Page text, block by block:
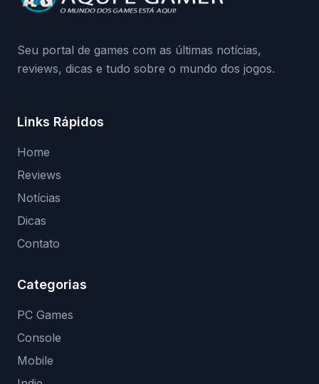
medidas contra acessos não autorizados
Seu portal de games com as últimas notícias,
reviews, dicas e tudo sobre o mundo dos jogos.
Links Rápidos
Home
Reviews
Notícias
Dicas
Contato
Categorias
PC Games
Console
Mobile